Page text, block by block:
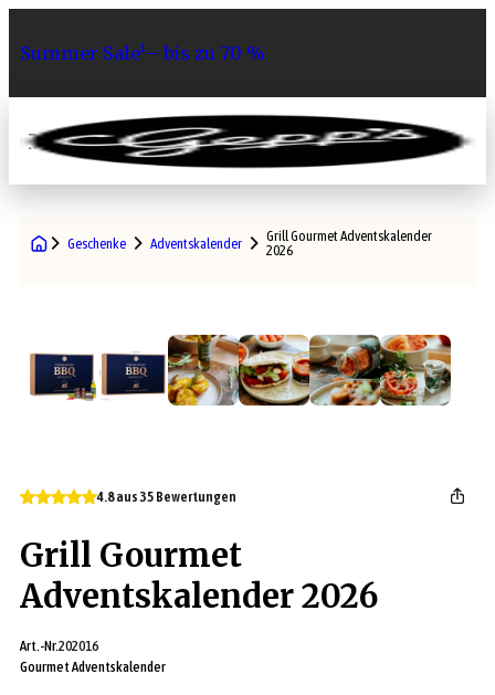
Summer Sale¹– bis zu 70 %
0
Geschenke Adventskalender
Grill Gourmet Adventskalender
2026
4.8 aus 35 Bewertungen
Grill Gourmet
Adventskalender 2026
Art.-Nr.202016
Gourmet Adventskalender